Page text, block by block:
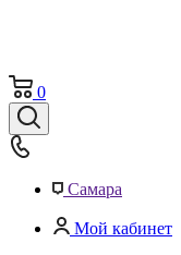
0
Самара
Мой кабинет